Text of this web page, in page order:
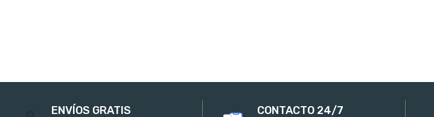
ENVÍOS GRATIS CONTACTO 24/7